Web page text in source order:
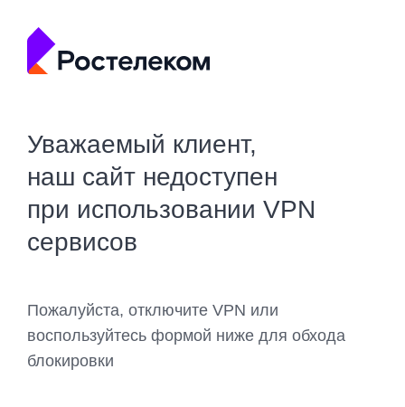
Уважаемый клиент,
наш сайт недоступен
при использовании VPN
сервисов
Пожалуйста, отключите VPN или
воспользуйтесь формой ниже для обхода
блокировки